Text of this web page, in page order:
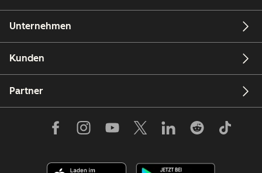
Unternehmen
Kunden
Partner